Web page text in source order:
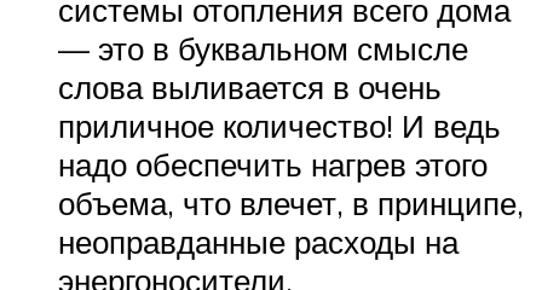
системы отопления всего дома
— это в буквальном смысле
слова выливается в очень
приличное количество! И ведь
надо обеспечить нагрев этого
объема, что влечет, в принципе,
неоправданные расходы на
энергоносители.